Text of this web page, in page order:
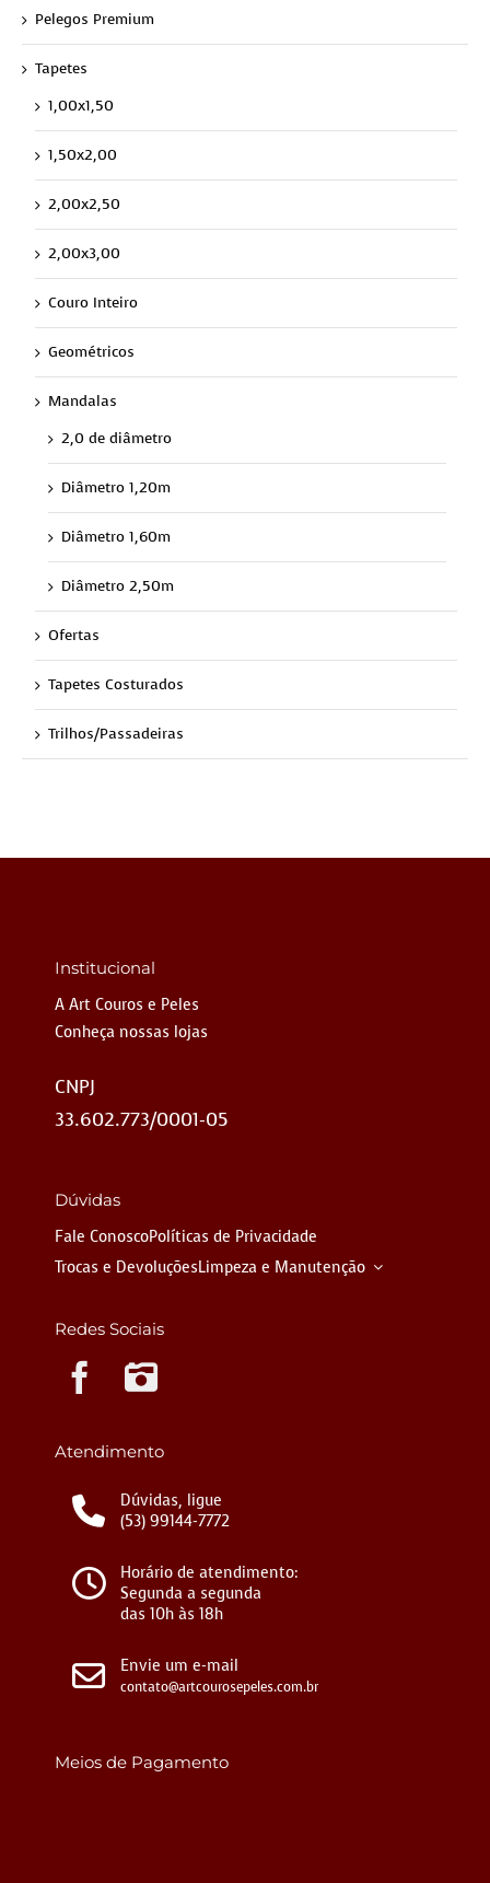
Pelegos Premium
Tapetes
1,00x1,50
1,50x2,00
2,00x2,50
2,00x3,00
Couro Inteiro
Geométricos
Mandalas
2,0 de diâmetro
Diâmetro 1,20m
Diâmetro 1,60m
Diâmetro 2,50m
Ofertas
Tapetes Costurados
Trilhos/Passadeiras
Institucional
A Art Couros e Peles
Conheça nossas lojas
CNPJ
33.602.773/0001-05
Dúvidas
Fale ConoscoPolíticas de Privacidade
Trocas e DevoluçõesLimpeza e Manutenção
Redes Sociais
Atendimento
Dúvidas, ligue
(53) 99144-7772
Horário de atendimento:
Segunda a segunda
das 10h às 18h
Envie um e-mail
contato@artcourosepeles.com.br
Meios de Pagamento